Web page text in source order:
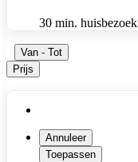
30 min. huisbezoek
Van - Tot
Prijs
Annuleer
Toepassen